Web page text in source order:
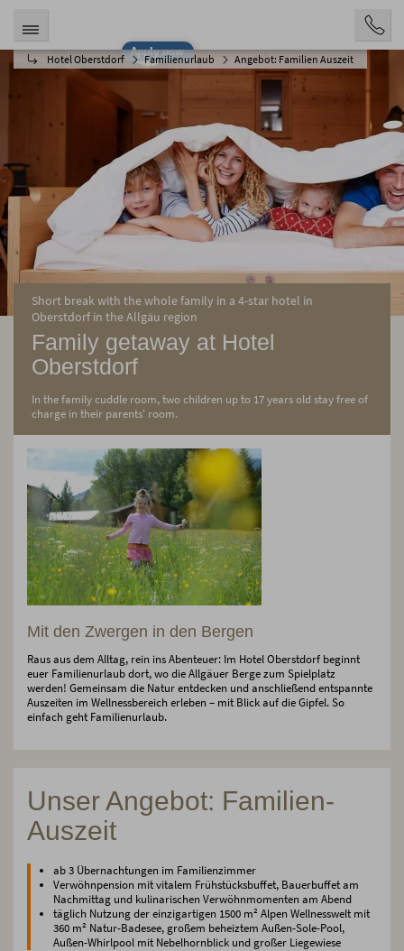
Apply now
Hotel Oberstdorf Familienurlaub Angebot: Familien Auszeit
Short break with the whole family in a 4-star hotel in
Oberstdorf in the Allgäu region
Family getaway at Hotel
Oberstdorf
In the family cuddle room, two children up to 17 years old stay free of
charge in their parents' room.
Mit den Zwergen in den Bergen
Raus aus dem Alltag, rein ins Abenteuer: Im Hotel Oberstdorf beginnt
euer Familienurlaub dort, wo die Allgäuer Berge zum Spielplatz
werden! Gemeinsam die Natur entdecken und anschließend entspannte
Auszeiten im Wellnessbereich erleben – mit Blick auf die Gipfel. So
einfach geht Familienurlaub.
Unser Angebot: Familien-
Auszeit
ab 3 Übernachtungen im Familienzimmer
Verwöhnpension mit vitalem Frühstücksbuffet, Bauerbuffet am
Nachmittag und kulinarischen Verwöhnmomenten am Abend
täglich Nutzung der einzigartigen 1500 m² Alpen Wellnesswelt mit
360 m² Natur-Badesee, großem beheiztem Außen-Sole-Pool,
Außen-Whirlpool mit Nebelhornblick und großer Liegewiese